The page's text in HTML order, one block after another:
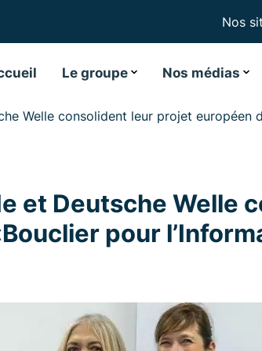
Nos
Le groupe Nos médias
Welle consolident leur projet européen
et Deutsche Welle
pour